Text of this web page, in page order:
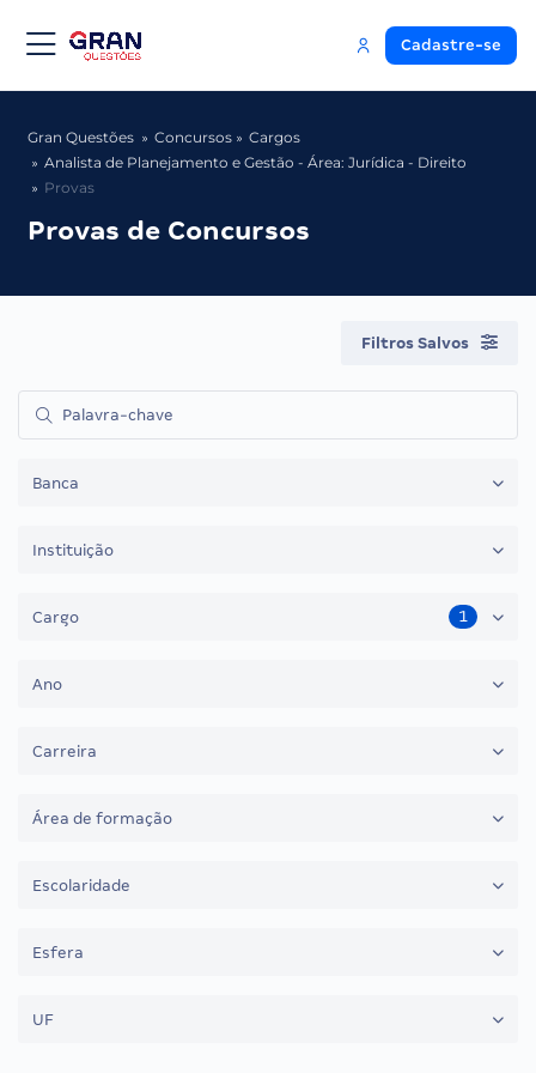
Cadastre-se
Gran Questões Concursos
Cargos
Analista de Planejamento e Gestão - Área: Jurídica - Direito
Provas
Provas de Concursos
Filtros Salvos
Banca
Instituição
Cargo 1
Ano
Carreira
Área de formação
Escolaridade
Esfera
UF